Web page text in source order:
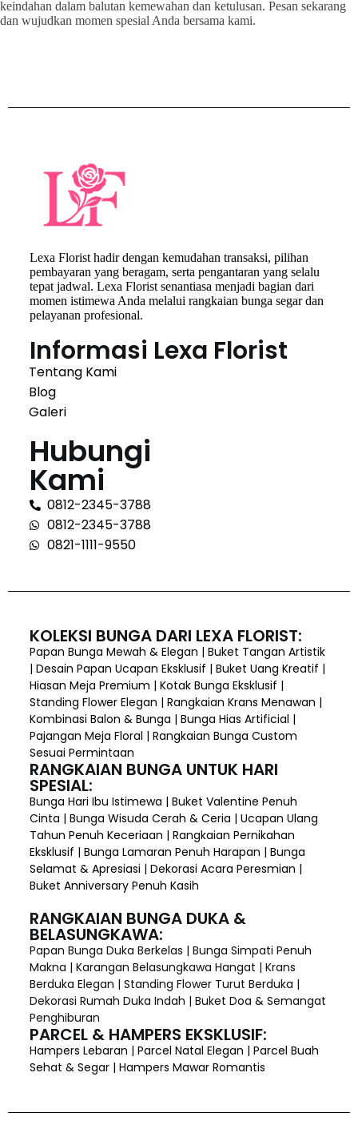
keindahan dalam balutan kemewahan dan ketulusan. Pesan sekarang
dan wujudkan momen spesial Anda bersama kami.
Lexa Florist hadir dengan kemudahan transaksi, pilihan
pembayaran yang beragam, serta pengantaran yang selalu
tepat jadwal. Lexa Florist senantiasa menjadi bagian dari
momen istimewa Anda melalui rangkaian bunga segar dan
pelayanan profesional.
Informasi Lexa Florist
Tentang Kami
Blog
Galeri
Hubungi
Kami
0812-2345-3788
0812-2345-3788
0821-1111-9550
KOLEKSI BUNGA DARI LEXA FLORIST:
Papan Bunga Mewah & Elegan | Buket Tangan Artistik
| Desain Papan Ucapan Eksklusif | Buket Uang Kreatif |
Hiasan Meja Premium | Kotak Bunga Eksklusif |
Standing Flower Elegan | Rangkaian Krans Menawan |
Kombinasi Balon & Bunga | Bunga Hias Artificial |
Pajangan Meja Floral | Rangkaian Bunga Custom
Sesuai Permintaan
RANGKAIAN BUNGA UNTUK HARI
SPESIAL:
Bunga Hari Ibu Istimewa | Buket Valentine Penuh
Cinta | Bunga Wisuda Cerah & Ceria | Ucapan Ulang
Tahun Penuh Keceriaan | Rangkaian Pernikahan
Eksklusif | Bunga Lamaran Penuh Harapan | Bunga
Selamat & Apresiasi | Dekorasi Acara Peresmian |
Buket Anniversary Penuh Kasih
RANGKAIAN BUNGA DUKA &
BELASUNGKAWA:
Papan Bunga Duka Berkelas | Bunga Simpati Penuh
Makna | Karangan Belasungkawa Hangat | Krans
Berduka Elegan | Standing Flower Turut Berduka |
Dekorasi Rumah Duka Indah | Buket Doa & Semangat
Penghiburan
PARCEL & HAMPERS EKSKLUSIF:
Hampers Lebaran | Parcel Natal Elegan | Parcel Buah
Sehat & Segar | Hampers Mawar Romantis